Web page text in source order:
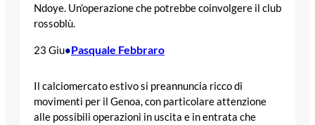
Ndoye. Un’operazione che potrebbe coinvolgere il club
rossoblù.
23 Giu•Pasquale Febbraro
Il calciomercato estivo si preannuncia ricco di
movimenti per il Genoa, con particolare attenzione
alle possibili operazioni in uscita e in entrata che